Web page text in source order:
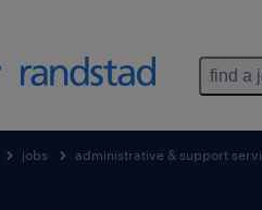
find a
jobs administrative & support